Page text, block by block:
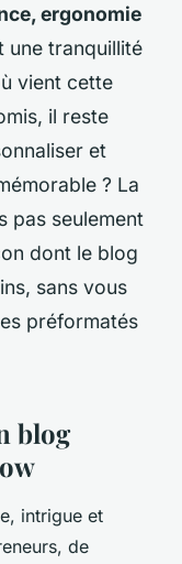
ergonomie
une tranquillité
vient cette
il reste
et
? La
pas seulement
dont le blog
sans vous
préformatés
blog
intrigue et
de